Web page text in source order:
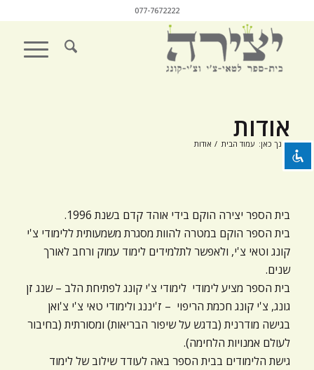
visibility_off השבת את ההבזקים
settings צבע רקע
remove_circle_outline הקטנת גופן
add_circle_outline הגדלת גופן
spellcheck גופן קריא
brightness_high ניגודיות בהירה
brightness_low ניגודיות כהה
הוסף קו תחתון לקישורים
077-7672222
אודות
הנך כאן: עמוד הבית / אודות
בית הספר יצירה הוקם בידי אוהד קדם בשנת 1996.
בית הספר הוקם במטרה להוות מסגרת משמעותית ללימודי צ'י
קונג וטאי צ'י, ולאפשר לתלמידים לימוד עמוק ורחב לאורך
שנים.
בית הספר מציע לימודי לימודי צ'י קונג לפתיחת הלב – שנג זן
גונג, צ'י קונג חכמת הריפוי – ז'יננג ולימודי טאי צ'י צ'ואן
בגישה מודרנית (בדגש על שיפור הבריאות) ומסורתית (בחיבור
לעולם אמנויות הלחימה).
גישת הלימודים בבית הספר באה לעודד שילוב של לימוד